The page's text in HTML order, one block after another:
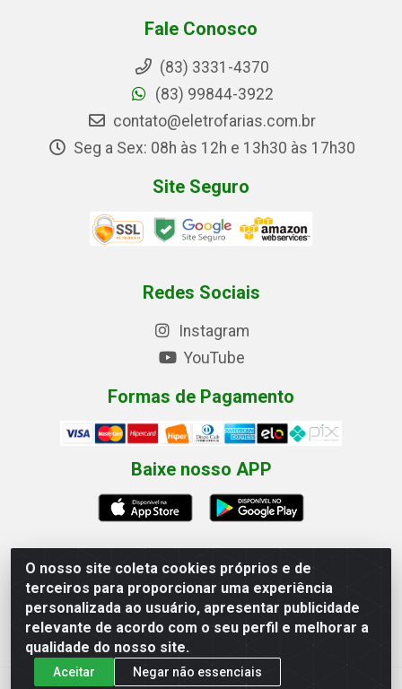
O nosso site coleta cookies próprios e de
terceiros para proporcionar uma experiência
personalizada ao usuário, apresentar publicidade
relevante de acordo com o seu perfil e melhorar a
qualidade do nosso site.
Aceitar Negar não essenciais
Fale Conosco
(83) 3331-4370
(83) 99844-3922
contato@eletrofarias.com.br
Seg a Sex: 08h às 12h e 13h30 às 17h30
Site Seguro
Redes Sociais
Instagram
YouTube
Formas de Pagamento
Baixe nosso APP
Eletrofarias Materiais Eletricos - Av. Jorn. Assis
Chateaubriand, 2500 - Distrito Industrial, Campina Grande/PB
- CEP 58.410-062 - CNPJ 12.110.462/0001-40